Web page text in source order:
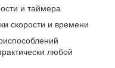
и таймера
скорости и времени
любой